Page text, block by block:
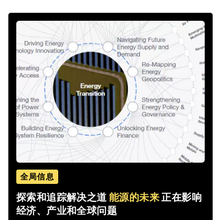
全局信息
探索和追踪解决之道 能源的未来 正在影响
经济、产业和全球问题